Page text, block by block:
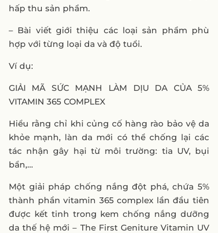
hấp thu sản phẩm.
– Bài viết giới thiệu các loại sản phẩm phù
hợp với từng loại da và độ tuổi.
Ví dụ:
GIẢI MÃ SỨC MẠNH LÀM DỊU DA CỦA 5%
VITAMIN 365 COMPLEX
Hiểu rằng chỉ khi củng cố hàng rào bảo vệ da
khỏe mạnh, làn da mới có thể chống lại các
tác nhận gây hại từ môi trường: tia UV, bụi
bẩn,…
Một giải pháp chống nắng đột phá, chứa 5%
thành phần vitamin 365 complex lần đầu tiên
được kết tinh trong kem chống nắng dưỡng
da thế hệ mới – The First Geniture Vitamin UV